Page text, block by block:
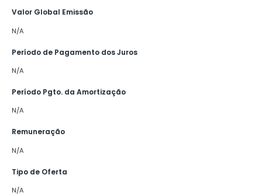
Valor Global Emissão
N/A
Período de Pagamento dos Juros
N/A
Período Pgto. da Amortização
N/A
Remuneração
N/A
Tipo de Oferta
N/A